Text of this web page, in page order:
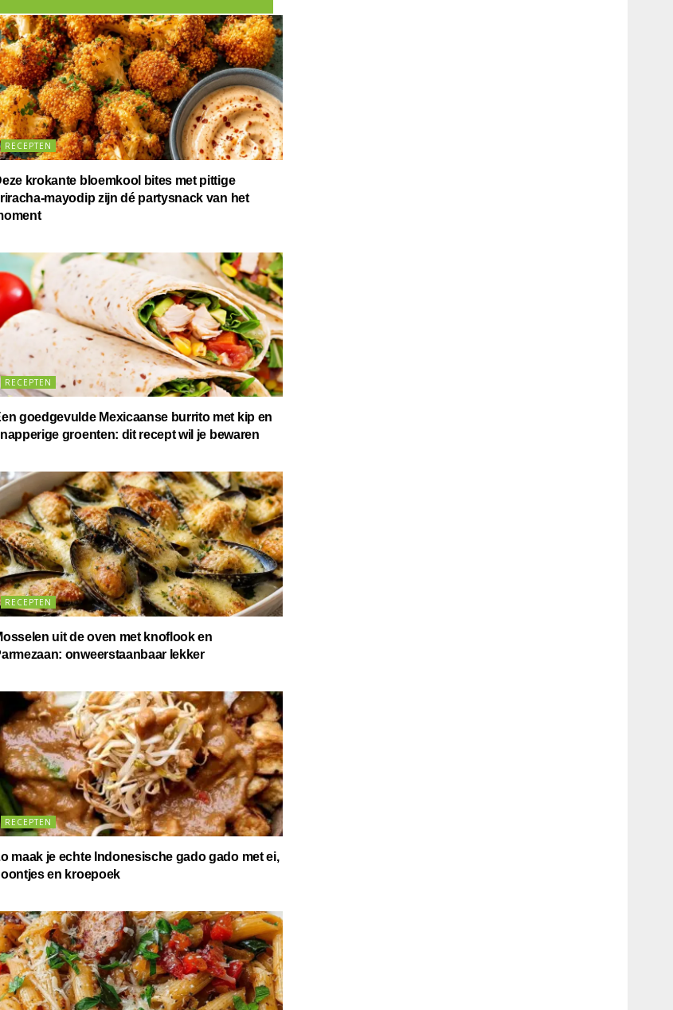
RECEPTEN
krokante bloemkool bites met pittige
mayodip zijn dé partysnack van het
RECEPTEN
goedgevulde Mexicaanse burrito met kip en
groenten: dit recept wil je bewaren
RECEPTEN
uit de oven met knoflook en
onweerstaanbaar lekker
RECEPTEN
maak je echte Indonesische gado gado met ei,
en kroepoek